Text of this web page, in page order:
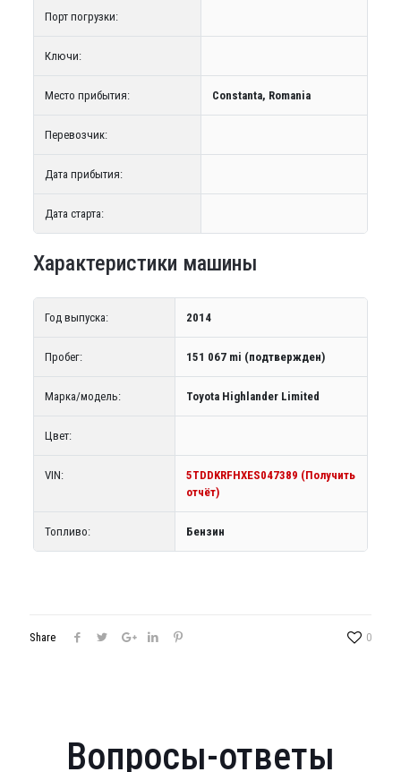
Порт погрузки:
Ключи:
Место прибытия: Constanta, Romania
Перевозчик:
Дата прибытия:
Дата старта:
Характеристики машины
Год выпуска: 2014
Пробег: 151 067 mi (подтвержден)
Марка/модель: Toyota Highlander Limited
Цвет:
VIN:
5TDDKRFHXES047389 (Получить
отчёт)
Топливо: Бензин
Share 0
Вопросы-ответы